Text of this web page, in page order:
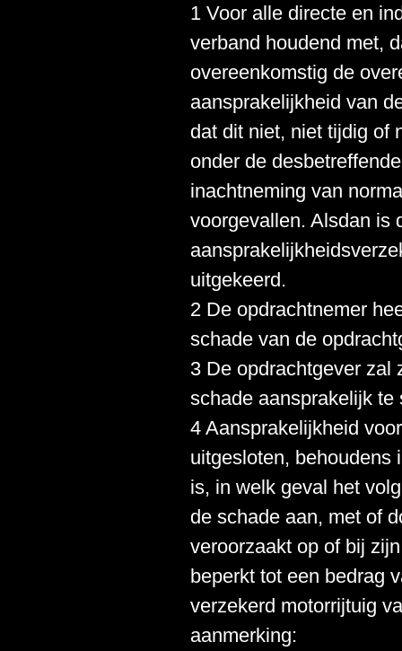
1 Voor alle directe en
verband houdend met,
overeenkomstig de
aansprakelijkheid van
dat dit niet, niet tijdig of
onder de
inachtneming van
voorgevallen. Alsdan is
uitgekeerd.
2 De opdrachtnemer
schade van de
3 De opdrachtgever zal
schade aansprakelijk te
4 Aansprakelijkheid
uitgesloten, behoudens
is, in welk geval het
de schade aan, met of
veroorzaakt op of bij
beperkt tot een bedrag
verzekerd motorrijtuig
aanmerking: